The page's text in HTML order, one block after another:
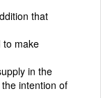
that
to make
in the
intention of